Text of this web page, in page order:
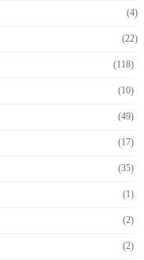
(4)
(22)
(118)
(10)
(49)
(17)
(35)
(1)
(2)
(2)